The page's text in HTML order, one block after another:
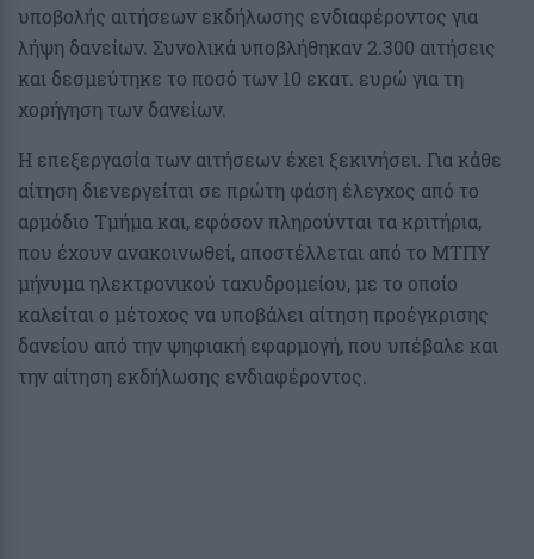
υποβολής αιτήσεων εκδήλωσης ενδιαφέροντος για
λήψη δανείων. Συνολικά υποβλήθηκαν 2.300 αιτήσεις
και δεσμεύτηκε το ποσό των 10 εκατ. ευρώ για τη
χορήγηση των δανείων.
Η επεξεργασία των αιτήσεων έχει ξεκινήσει. Για κάθε
αίτηση διενεργείται σε πρώτη φάση έλεγχος από το
αρμόδιο Τμήμα και, εφόσον πληρούνται τα κριτήρια,
που έχουν ανακοινωθεί, αποστέλλεται από το ΜΤΠΥ
μήνυμα ηλεκτρονικού ταχυδρομείου, με το οποίο
καλείται ο μέτοχος να υποβάλει αίτηση προέγκρισης
δανείου από την ψηφιακή εφαρμογή, που υπέβαλε και
την αίτηση εκδήλωσης ενδιαφέροντος.